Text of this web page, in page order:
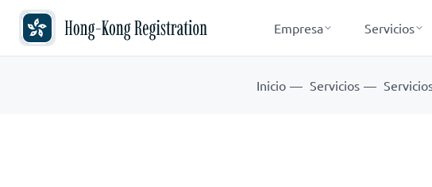
Empresa Servicios
Inicio Servicios